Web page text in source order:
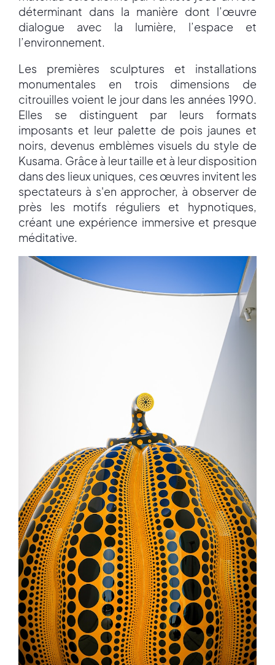
déterminant dans la manière dont l’œuvre
dialogue avec la lumière, l’espace et
l’environnement.
Les premières sculptures et installations
monumentales en trois dimensions de
citrouilles voient le jour dans les années 1990.
Elles se distinguent par leurs formats
imposants et leur palette de pois jaunes et
noirs, devenus emblèmes visuels du style de
Kusama. Grâce à leur taille et à leur disposition
dans des lieux uniques, ces œuvres invitent les
spectateurs à s'en approcher, à observer de
près les motifs réguliers et hypnotiques,
créant une expérience immersive et presque
méditative.